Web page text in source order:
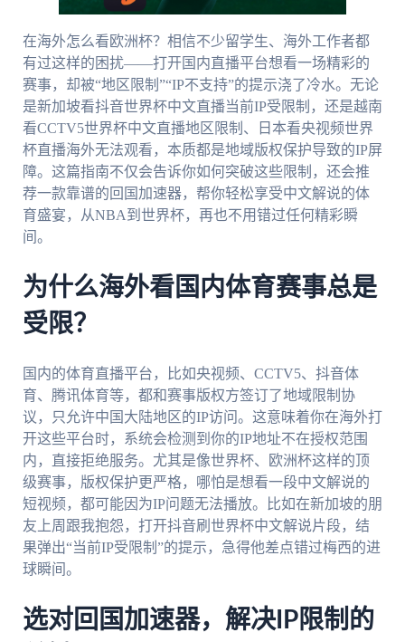
在海外怎么看欧洲杯？相信不少留学生、海外工作者都
有过这样的困扰——打开国内直播平台想看一场精彩的
赛事，却被“地区限制”“IP不支持”的提示浇了冷水。无论
是新加坡看抖音世界杯中文直播当前IP受限制，还是越南
看CCTV5世界杯中文直播地区限制、日本看央视频世界
杯直播海外无法观看，本质都是地域版权保护导致的IP屏
障。这篇指南不仅会告诉你如何突破这些限制，还会推
荐一款靠谱的回国加速器，帮你轻松享受中文解说的体
育盛宴，从NBA到世界杯，再也不用错过任何精彩瞬
间。
为什么海外看国内体育赛事总是
受限？
国内的体育直播平台，比如央视频、CCTV5、抖音体
育、腾讯体育等，都和赛事版权方签订了地域限制协
议，只允许中国大陆地区的IP访问。这意味着你在海外打
开这些平台时，系统会检测到你的IP地址不在授权范围
内，直接拒绝服务。尤其是像世界杯、欧洲杯这样的顶
级赛事，版权保护更严格，哪怕是想看一段中文解说的
短视频，都可能因为IP问题无法播放。比如在新加坡的朋
友上周跟我抱怨，打开抖音刷世界杯中文解说片段，结
果弹出“当前IP受限制”的提示，急得他差点错过梅西的进
球瞬间。
选对回国加速器，解决IP限制的